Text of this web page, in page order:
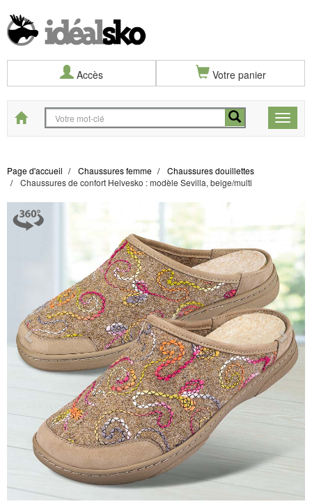
Accès Votre panier
Toggle
Start
Page d'accueil Chaussures femme
Chaussures douillettes
Chaussures de confort Helvesko : modèle Sevilla, beige/multi